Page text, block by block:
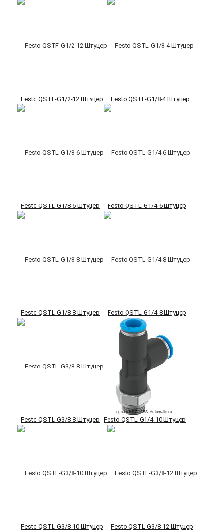
Festo QSTF-G1/2-12 Штуцер Festo QSTL-G1/8-4 Штуцер
Festo QSTL-G1/8-6 Штуцер Festo QSTL-G1/4-6 Штуцер
Festo QSTL-G1/8-8 Штуцер Festo QSTL-G1/4-8 Штуцер
Festo QSTL-G3/8-8 Штуцер Festo QSTL-G1/4-10 Штуцер
Festo QSTL-G3/8-10 Штуцер Festo QSTL-G3/8-12 Штуцер